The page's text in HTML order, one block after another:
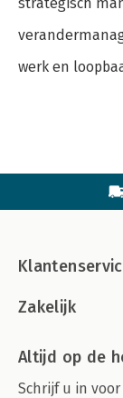
werk en
Zakelijk
Altijd op de
Schrijf u in